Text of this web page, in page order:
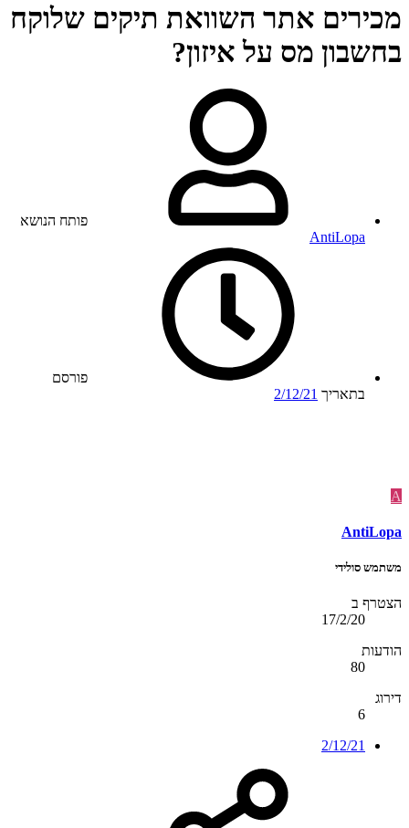
מכירים אתר השוואת תיקים שלוקח
בחשבון מס על איזון?
פותח הנושא
AntiLopa
פורסם
בתאריך 2/12/21
A
AntiLopa
משתמש סולידי
הצטרף ב
17/2/20
הודעות
80
דירוג
6
2/12/21